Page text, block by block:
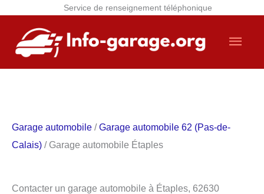
Service de renseignement téléphonique
contenu
Garage automobile /Garage automobile 62 (Pas-de-
Calais) / Garage automobile Étaples
Contacter un garage automobile à Étaples, 62630